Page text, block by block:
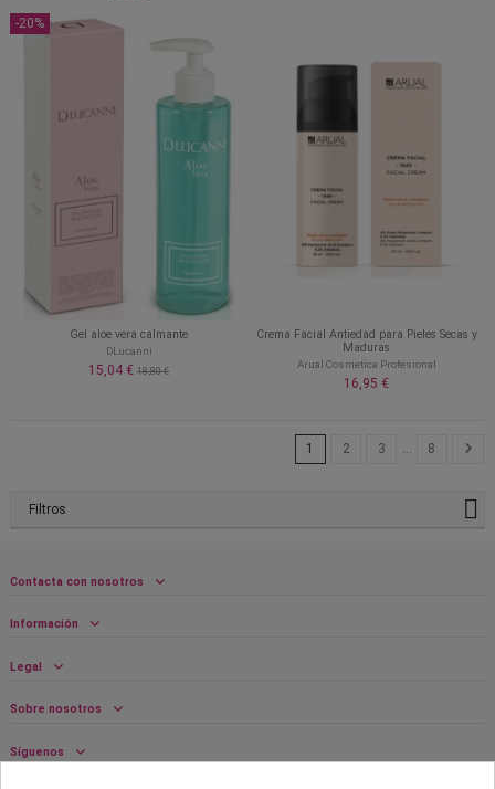
-20%
Gel aloe vera calmante
DLucanni
15,04 € 18,80 €
Crema Facial Antiedad para Pieles Secas y
Maduras
Arual Cosmetica Profesional
16,95 €
1 2 3 … 8
Filtros
Contacta con nosotros
Información
Legal
Sobre nosotros
Síguenos